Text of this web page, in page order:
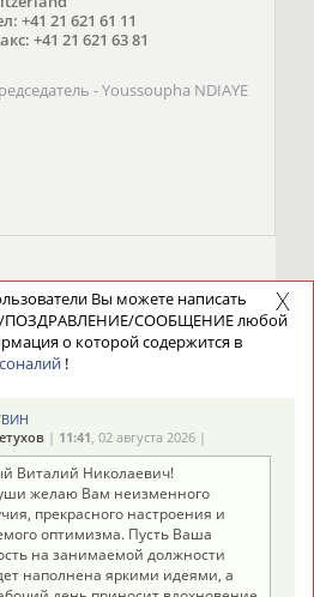
+41 21 621 61 11
+41 21 621 63 81
- Youssoupha NDIAYE
Вы можете написать
ПОЗДРАВЛЕНИЕ/СООБЩЕНИЕ любой
о которой содержится в
!
| 11:41, 02 августа 2026 |
Виталий Николаевич!
желаю Вам неизменного
прекрасного настроения и
оптимизма. Пусть Ваша
на занимаемой должности
наполнена яркими идеями, а